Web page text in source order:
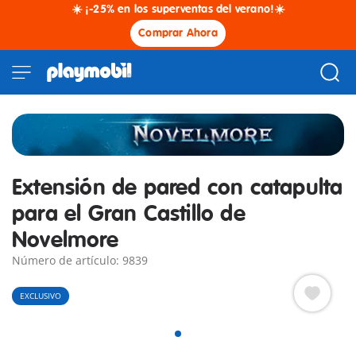
☀️ ¡-25% en los superventas del verano!☀️
Comprar Ahora
Extensión de pared con catapulta
para el Gran Castillo de
Novelmore
Número de artículo: 9839
EXCLUSIVO